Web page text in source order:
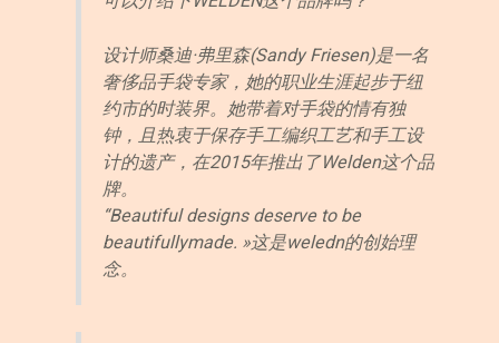
设计师桑迪·弗里森(Sandy Friesen)是一名
奢侈品手袋专家，她的职业生涯起步于纽
约市的时装界。她带着对手袋的情有独
钟，且热衷于保存手工编织工艺和手工设
计的遗产，在2015年推出了Welden这个品
牌。
“Beautiful designs deserve to be
beautifullymade. »这是weledn的创始理
念。